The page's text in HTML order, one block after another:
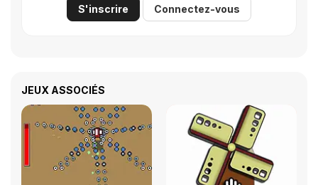
S'inscrire Connectez-vous
JEUX ASSOCIÉS